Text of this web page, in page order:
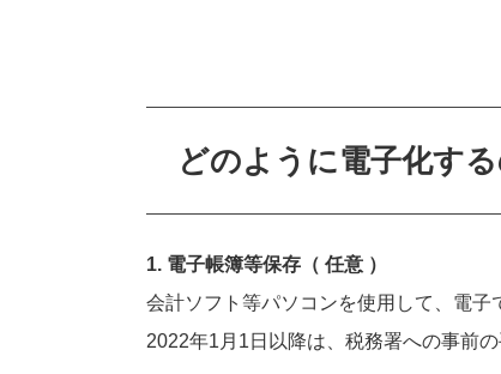
どのように電子化する
1. 電子帳簿等保存（ 任意 ）
会計ソフト等パソコンを使用して、電子
2022年1月1日以降は、税務署への事前